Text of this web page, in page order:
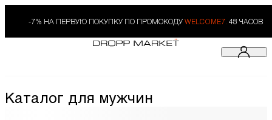
-7% НА ПЕРВУЮ ПОКУПКУ ПО ПРОМОКОДУ WELCOME7. 48 ЧАСОВ
Каталог для мужчин